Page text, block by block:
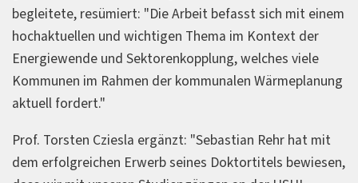
begleitete, resümiert: "Die Arbeit befasst sich mit einem
hochaktuellen und wichtigen Thema im Kontext der
Energiewende und Sektorenkopplung, welches viele
Kommunen im Rahmen der kommunalen Wärmeplanung
aktuell fordert."
Prof. Torsten Cziesla ergänzt: "Sebastian Rehr hat mit
dem erfolgreichen Erwerb seines Doktortitels bewiesen,